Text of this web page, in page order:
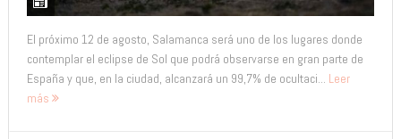
El próximo 12 de agosto, Salamanca será uno de los lugares donde
contemplar el eclipse de Sol que podrá observarse en gran parte de
España y que, en la ciudad, alcanzará un 99,7% de ocultaci... Leer
más